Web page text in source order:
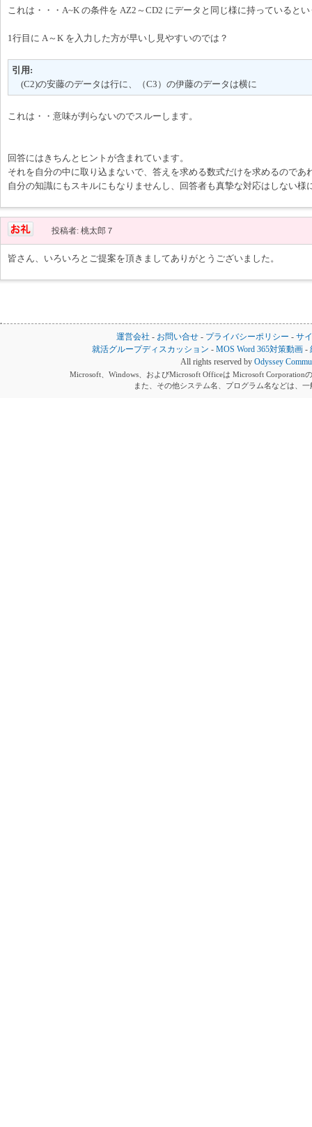
これは・・・A~K の条件を AZ2～CD2 にデータと同じ様に持っていると
1行目に A～K を入力した方が早いし見やすいのでは？
引用:
(C2)の安藤のデータは行に、（C3）の伊藤のデータは横に
これは・・意味が判らないのでスルーします。
回答にはきちんとヒントが含まれています。
それを自分の中に取り込まないで、答えを求める数式だけを求めるのであ
自分の知識にもスキルにもなりませんし、回答者も真摯な対応はしない様
投稿者: 桃太郎７
皆さん、いろいろとご提案を頂きましてありがとうございました。
運営会社 - お問い合せ - プライバシーポリシー - サ
就活グループディスカッション -MOS Word 365対策動画 -
All rights reserved by Odyssey
Microsoft、Windows、およびMicrosoft Officeは Microsoft Corporation
また、その他システム名、プログラム名などは、